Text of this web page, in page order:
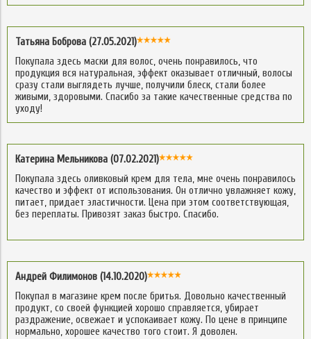
Татьяна Боброва (27.05.2021)
Покупала здесь маски для волос, очень понравилось, что
продукция вся натуральная, эффект оказывает отличный, волосы
сразу стали выглядеть лучше, получили блеск, стали более
живыми, здоровыми. Спасибо за такие качественные средства по
уходу!
Катерина Мельникова (07.02.2021)
Покупала здесь оливковый крем для тела, мне очень понравилось
качество и эффект от использования. Он отлично увлажняет кожу,
питает, придает эластичности. Цена при этом соответствующая,
без переплаты. Привозят заказ быстро. Спасибо.
Андрей Филимонов (14.10.2020)
Покупал в магазине крем после бритья. Довольно качественный
продукт, со своей функцией хорошо справляется, убирает
раздражение, освежает и успокаивает кожу. По цене в принципе
нормально, хорошее качество того стоит. Я доволен.